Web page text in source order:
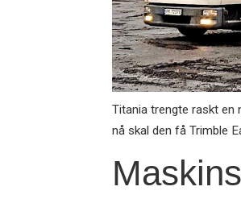
Titania trengte raskt en
nå skal den få Trimble